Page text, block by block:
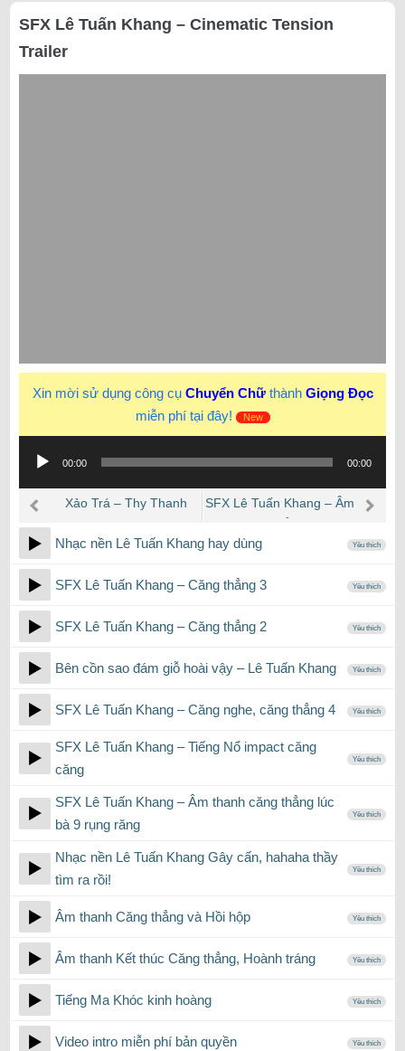
SFX Lê Tuấn Khang – Cinematic Tension
Trailer
Xin mời sử dụng công cụ Chuyển Chữthành Giọng Đọc
miễn phí tại đây!
New
phát
âm
thanh
00:00 00:00
Xảo Trá – Thy Thanh
SFX Lê Tuấn Khang – Âm
rụng răng
Nhạc nền Lê Tuấn Khang hay dùng Yêu thích
SFX Lê Tuấn Khang – Căng thẳng 3 Yêu thích
SFX Lê Tuấn Khang – Căng thẳng 2 Yêu thích
Bên cồn sao đám giỗ hoài vậy – Lê Tuấn Khang Yêu thích
SFX Lê Tuấn Khang – Căng nghe, căng thẳng 4 Yêu thích
SFX Lê Tuấn Khang – Tiếng Nổ impact căng
căng
Yêu thích
SFX Lê Tuấn Khang – Âm thanh căng thẳng lúc
bà 9 rụng răng
Yêu thích
Nhạc nền Lê Tuấn Khang Gây cấn, hahaha thầy
tìm ra rồi!
Yêu thích
Âm thanh Căng thẳng và Hồi hộp Yêu thích
Âm thanh Kết thúc Căng thẳng, Hoành tráng Yêu thích
Tiếng Ma Khóc kinh hoàng Yêu thích
Video intro miễn phí bản quyền Yêu thích